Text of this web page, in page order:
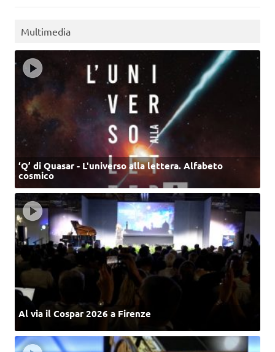
Multimedia
‘Q’ di Quasar - L'universo alla lettera. Alfabeto
cosmico
Al via il Cospar 2026 a Firenze